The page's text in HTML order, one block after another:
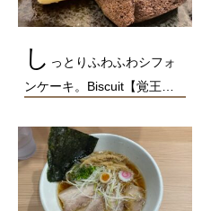
し っとりふわふわシフォ
ンケーキ。Biscuit【覚王…